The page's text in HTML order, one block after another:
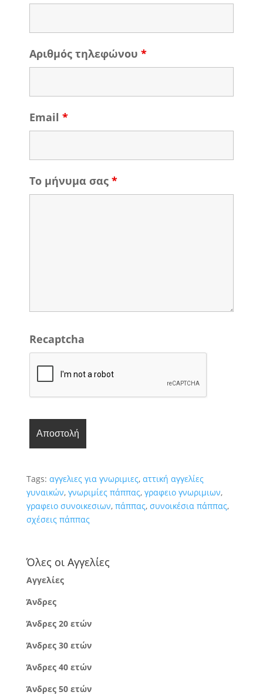
Αριθμός τηλεφώνου *
Email *
Το μήνυμα σας *
Recaptcha
Tags: αγγελιες για γνωριμιες, αττική αγγελίες
γυναικών, γνωριμίες πάππας, γραφειο γνωριμιων,
γραφειο συνοικεσιων, πάππας, συνοικέσια πάππας,
σχέσεις πάππας
Όλες οι Αγγελίες
Αγγελίες
Άνδρες
Άνδρες 20 ετών
Άνδρες 30 ετών
Άνδρες 40 ετών
Άνδρες 50 ετών